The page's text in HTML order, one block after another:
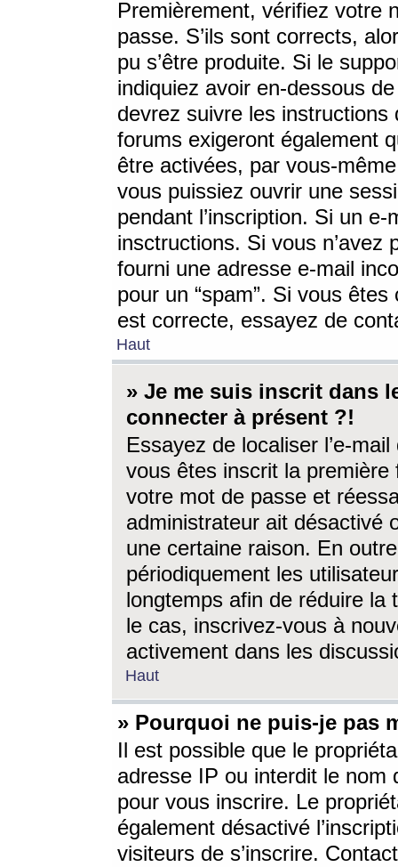
Premièrement, vérifiez votre
passe. S’ils sont corrects,
pu s’être produite. Si le
indiquiez avoir en-dessous
devrez suivre les
forums exigeront également
être activées, par vous-
vous puissiez ouvrir une
pendant l’inscription. Si un
insctructions. Si vous n’avez
fourni une adresse e-mail
pour un “spam”. Si vous
est correcte, essayez de
Haut
» Je me suis inscrit dans
connecter à présent ?!
Essayez de localiser l’e-
vous êtes inscrit la première
votre mot de passe et
administrateur ait désactivé
une certaine raison. En
périodiquement les
longtemps afin de réduire la
le cas, inscrivez-vous à
activement dans les
Haut
» Pourquoi ne puis-je pas
Il est possible que le
adresse IP ou interdit le nom
pour vous inscrire. Le
également désactivé
visiteurs de s’inscrire.